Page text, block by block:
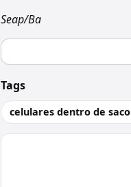
Seap/Ba
Tags
celulares dentro de